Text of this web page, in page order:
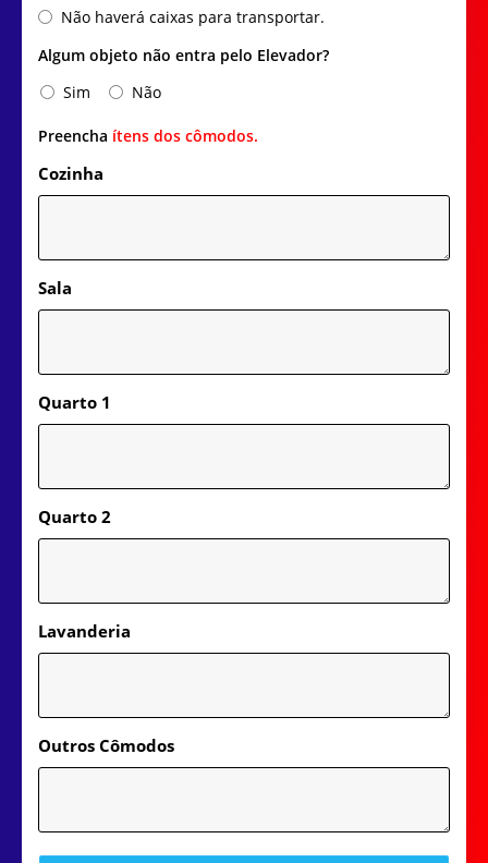
Não haverá caixas para transportar.
Algum objeto não entra pelo Elevador?
Sim
Não
Preencha ítens dos cômodos.
Cozinha
Sala
Quarto 1
Quarto 2
Lavanderia
Outros Cômodos